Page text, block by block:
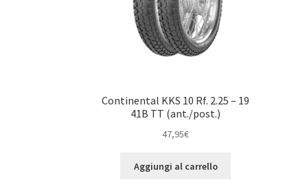
Continental KKS 10 Rf. 2.25 – 19
41B TT (ant./post.)
47,95€
Aggiungi al carrello